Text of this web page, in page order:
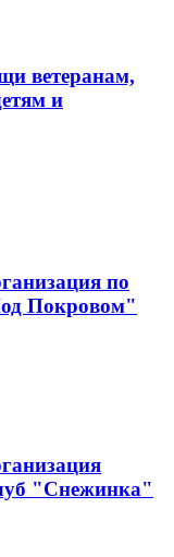
ветеранам,
и
по
Покровом"
"Снежинка"